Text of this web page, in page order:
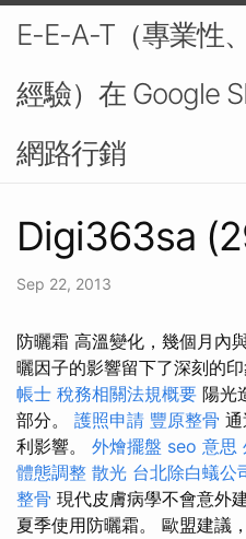
E-E-A-T（專業性
經驗）在 Google
網路行銷
Digi363sa
Sep 22, 2013
防曬霜 高溫變化，幾個月內
曬因子的影響留下了深刻的
帳士 稅務相關法規概要 陽光
部分。 護照申請 豐原整骨
利影響。 外燴擺盤 seo 意思
體態調整 散光 台北除白蟻公
整骨 現代皮膚病學不會意外
夏季使用防曬霜。 歐盟建議